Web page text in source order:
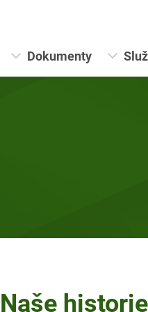
Dokumenty
Naše historie